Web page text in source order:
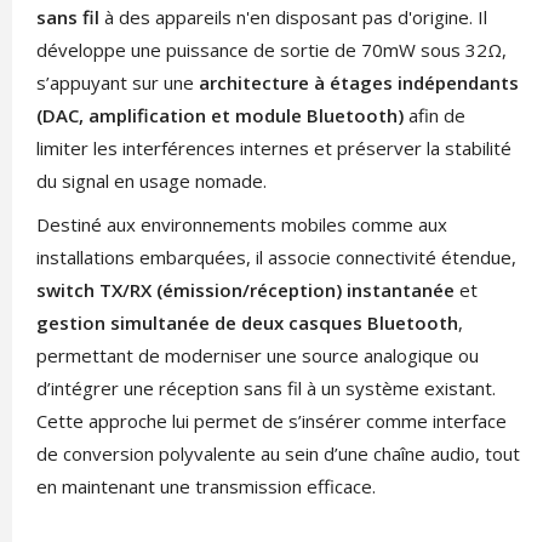
sans fil à des appareils n'en disposant pas d'origine. Il
développe une puissance de sortie de 70mW sous 32Ω,
s’appuyant sur une architecture à étages indépendants
(DAC, amplification et module Bluetooth)afin de
limiter les interférences internes et préserver la stabilité
du signal en usage nomade.
Destiné aux environnements mobiles comme aux
installations embarquées, il associe connectivité étendue,
switch TX/RX (émission/réception) instantanée et
gestion simultanée de deux casques Bluetooth,
permettant de moderniser une source analogique ou
d’intégrer une réception sans fil à un système existant.
Cette approche lui permet de s’insérer comme interface
de conversion polyvalente au sein d’une chaîne audio, tout
en maintenant une transmission efficace.